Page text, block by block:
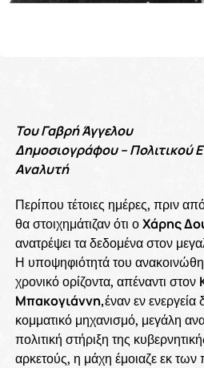
Του Γαβρή Άγγελου
Δημοσιογράφου – Πολιτικού
Αναλυτή
Περίπου τέτοιες ημέρες, πριν
θα στοιχημάτιζαν ότι οΧάρης
ανατρέψει τα δεδομένα στον
Η υποψηφιότητά του
χρονικό ορίζοντα, απέναντι στον
Μπακογιάννη,έναν εν
κομματικό μηχανισμό, μεγάλη
πολιτική στήριξη της
αρκετούς, η μάχη έμοιαζε εκ